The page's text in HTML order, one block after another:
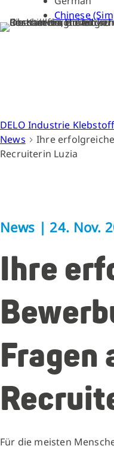
Chinese
DELO Industrie
News
Ihre
Recruiterin Luzia
News | 24. Nov.
Ihre
Fragen
Für die meisten